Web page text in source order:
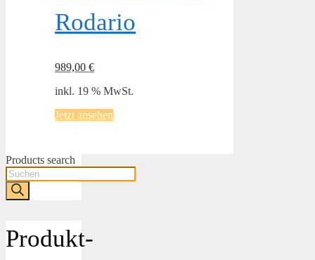
Rodario
989,00 €
inkl. 19 % MwSt.
Jetzt ansehen
Products search
Produkt-